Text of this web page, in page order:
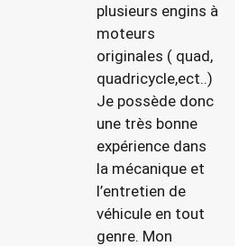
plusieurs engins à
moteurs
originales ( quad,
quadricycle,ect..)
Je possède donc
une très bonne
expérience dans
la mécanique et
l’entretien de
véhicule en tout
genre. Mon